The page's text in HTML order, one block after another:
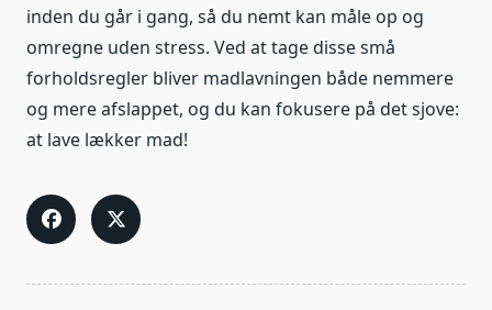
inden du går i gang, så du nemt kan måle op og
omregne uden stress. Ved at tage disse små
forholdsregler bliver madlavningen både nemmere
og mere afslappet, og du kan fokusere på det sjove:
at lave lækker mad!